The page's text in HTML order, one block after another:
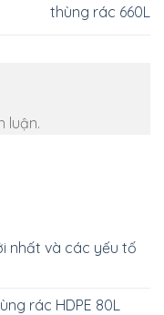
thùng rác 660L
luận.
nhất và các yếu tố
rác HDPE 80L